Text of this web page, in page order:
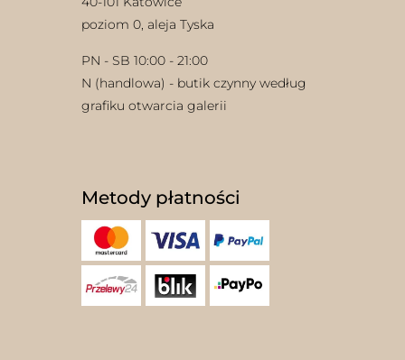
poziom 0, aleja Tyska
PN - SB 10:00 - 21:00
N (handlowa) - butik czynny według
grafiku otwarcia galerii
Metody płatności